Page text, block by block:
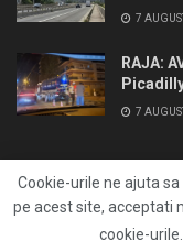
7
RAJA:
7
Redactie
Cookie-urile ne ajuta
pe acest site, acceptati
cookie-urile.